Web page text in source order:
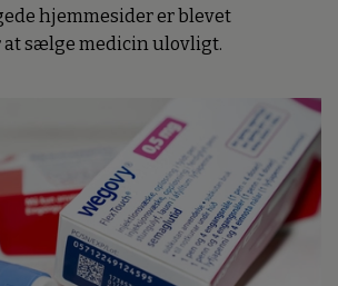
hjemmesider er blevet
sælge medicin ulovligt.